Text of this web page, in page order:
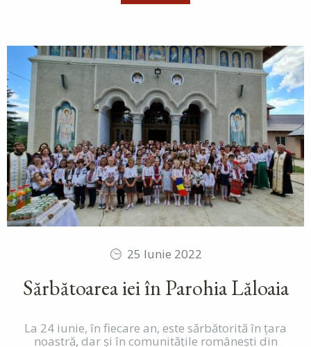
25 Iunie 2022
Sărbătoarea iei în Parohia Lăloaia
La 24 iunie, în fiecare an, este sărbătorită în ţara
noastră, dar şi în comunităţile româneşti din